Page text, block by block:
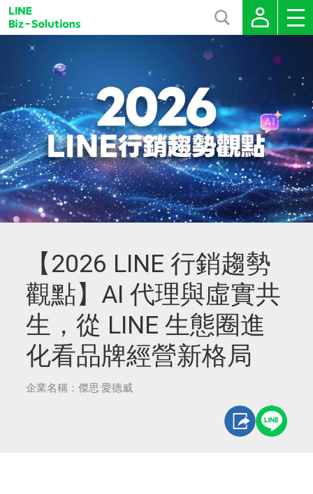
【2026 LINE 行銷趨勢
觀點】AI 代理與虛實共
生，從 LINE 生態圈進
化看品牌經營新格局
企業名稱：傑思·愛德威